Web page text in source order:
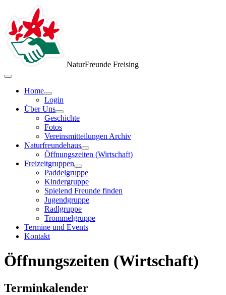
NaturFreunde Freising
Home
Login
Über Uns
Geschichte
Fotos
Vereinsmitteilungen Archiv
Naturfreundehaus
Öffnungszeiten (Wirtschaft)
Freizeitgruppen
Paddelgruppe
Kindergruppe
Spielend Freunde finden
Jugendgruppe
Radlgruppe
Trommelgruppe
Termine und Events
Kontakt
Öffnungszeiten (Wirtschaft)
Terminkalender